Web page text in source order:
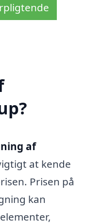
af
at kende
Prisen på
kan